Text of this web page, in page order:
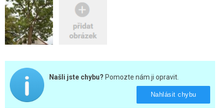
Našli jste chybu? Pomozte nám ji opravit.
Nahlásit chybu